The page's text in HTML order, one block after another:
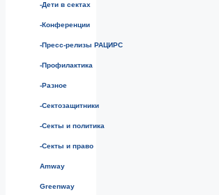
-Дети в сектах
-Конференции
-Пресс-релизы РАЦИРС
-Профилактика
-Разное
-Сектозащитники
-Секты и политика
-Секты и право
Amway
Greenway